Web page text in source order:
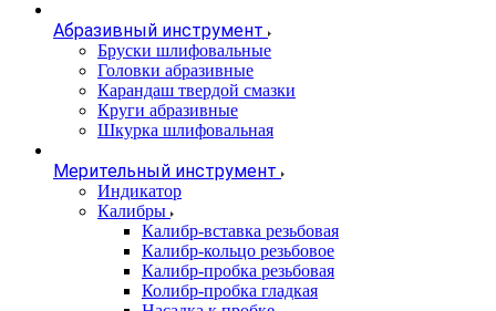
Абразивный инструмент
Бруски шлифовальные
Головки абразивные
Карандаш твердой смазки
Круги абразивные
Шкурка шлифовальная
Мерительный инструмент
Индикатор
Калибры
Калибр-вставка резьбовая
Калибр-кольцо резьбовое
Калибр-пробка резьбовая
Колибр-пробка гладкая